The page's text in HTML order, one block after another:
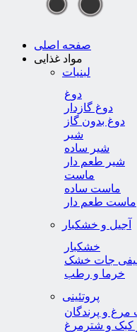
صفحه اصلی
مواد غذایی
لبنیات
دوغ
دوغ گازدار
دوغ بدون گاز
شیر
شیر ساده
شیر طعم دار
ماست
ماست ساده
ماست طعم دار
آجیل و خشکبار
خشکبار
جات خشک
خرما و رطب
پروتئینی
و پرندگان
کبک و شترمرغ